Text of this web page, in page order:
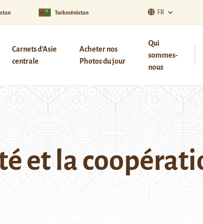
Turkménistan FR
Carnets d’Asie
centrale
Acheter nos
Photos du jour
Qui
sommes-
nous
et la